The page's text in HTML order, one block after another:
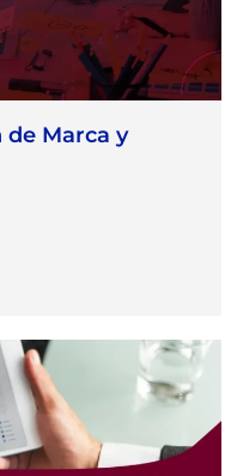
Marca y